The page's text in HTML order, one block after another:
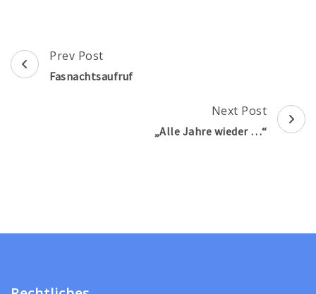
Post
Navigation
Prev Post
Fasnachtsaufruf
Next Post
„Alle Jahre wieder …“